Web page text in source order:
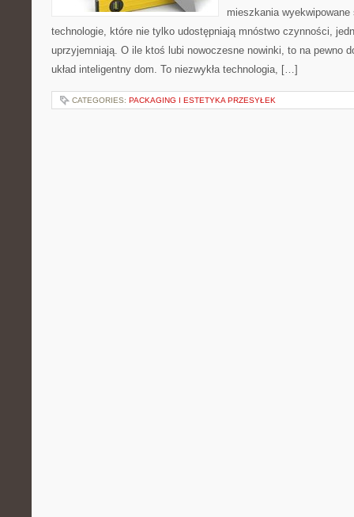
mieszkania
technologie, które nie tylko udostępniają mnóstwo czynności,
uprzyjemniają. O ile ktoś lubi nowoczesne nowinki, to na pewno
układ inteligentny dom. To niezwykła technologia, […]
CATEGORIES: PACKAGING I ESTETYKA PRZESYŁEK